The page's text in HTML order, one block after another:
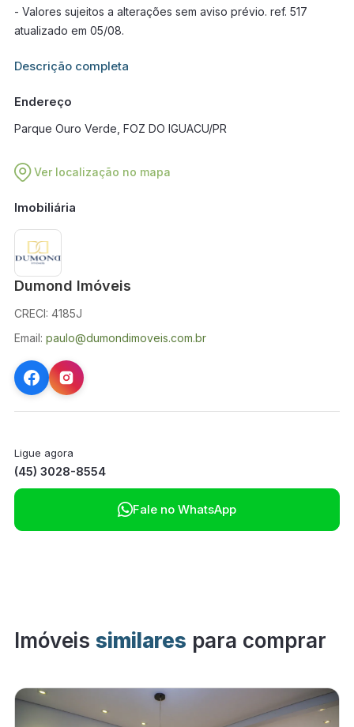
- Valores sujeitos a alterações sem aviso prévio. ref. 517
atualizado em 05/08.
Informações adicionais sobre este imóvel estarão disponíveis
Descrição completa
Endereço
Parque Ouro Verde, FOZ DO IGUACU/PR
Ver localização no mapa
Imobiliária
Dumond Imóveis
CRECI: 4185J
Email: paulo@dumondimoveis.com.br
Ligue agora
(45) 3028-8554
Fale no WhatsApp
Imóveis similares para comprar